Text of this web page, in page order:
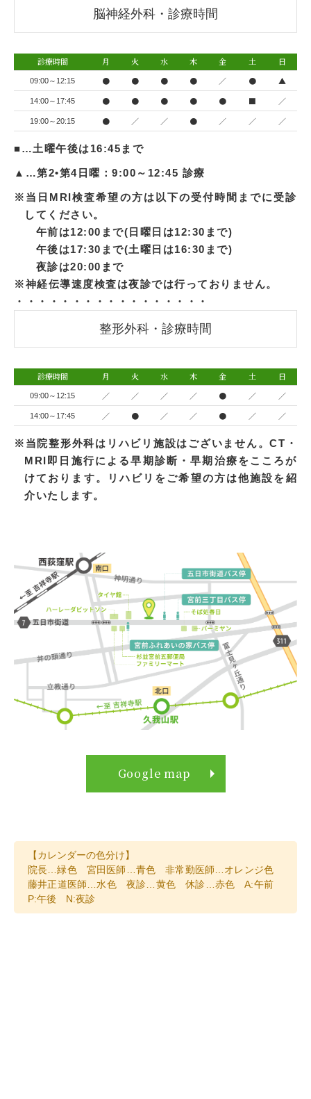
脳神経外科・診療時間
診療時間 月 火 水 木 金 土 日
09:00～12:15 ● ● ● ● ／ ● ▲
14:00～17:45 ● ● ● ● ● ■ ／
19:00～20:15 ● ／ ／ ● ／ ／ ／
■…土曜午後は16:45まで
▲…第2•第4日曜：9:00～12:45 診療
※当日MRI検査希望の方は以下の受付時間までに受診
してください。
午前は12:00まで(日曜日は12:30まで)
午後は17:30まで(土曜日は16:30まで)
夜診は20:00まで
※神経伝導速度検査は夜診では行っておりません。
・・・・・・・・・・・・・・・・・
整形外科・診療時間
診療時間 月 火 水 木 金 土 日
09:00～12:15 ／ ／ ／ ／ ● ／ ／
14:00～17:45 ／ ● ／ ／ ● ／ ／
※当院整形外科はリハビリ施設はございません。CT・
MRI即日施行による早期診断・早期治療をこころが
けております。リハビリをご希望の方は他施設を紹
介いたします。
Google map
【カレンダーの色分け】
院長…緑色 宮田 医師…青色 非常勤医師…オレンジ色
藤井正道医師…水色 夜診…黄色 休診…赤色 A:午前
P:午後 N:夜診